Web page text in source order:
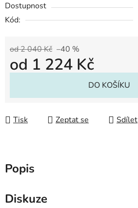
Dostupnost
Kód:
od 2 040 Kč –40 %
od 1 224 Kč
DO KOŠÍKU
Tisk Zeptat se Sdílet
Popis
Diskuze